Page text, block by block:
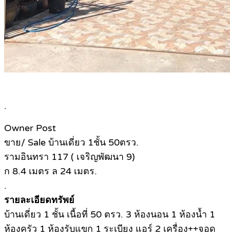
.
Owner Post
ขาย/ Sale บ้านเดี่ยว 1ชั้น 50ตรว.
รามอินทรา 117 ( เจริญพัฒนา 9)
ก 8.4 เมตร ล 24 เมตร.
.
รายละเอียดทรัพย์
บ้านเดี่ยว 1 ชั้น เนื้อที่ 50 ตรว. 3 ห้องนอน 1 ห้องน้ำ 1
ห้องครัว 1 ห้องรับแขก 1 ระเบียง แอร์ 2 เครื่อง++จอด